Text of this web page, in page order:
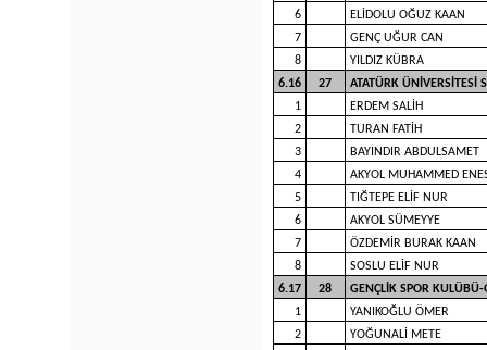
6
ELİDOLU OĞUZ KAAN
7
GENÇ UĞUR CAN
8
YILDIZ KÜBRA
6.16
27
ATATÜRK ÜNİVERSİTESİ
1
ERDEM SALİH
2
TURAN FATİH
3
BAYINDIR ABDULSAMET
4
AKYOL MUHAMMED
5
TIĞTEPE ELİF NUR
6
AKYOL SÜMEYYE
7
ÖZDEMİR BURAK KAAN
8
SOSLU ELİF NUR
6.17
28
GENÇLİK SPOR KULÜBÜ-
1
YANIKOĞLU ÖMER
2
YOĞUNALİ METE